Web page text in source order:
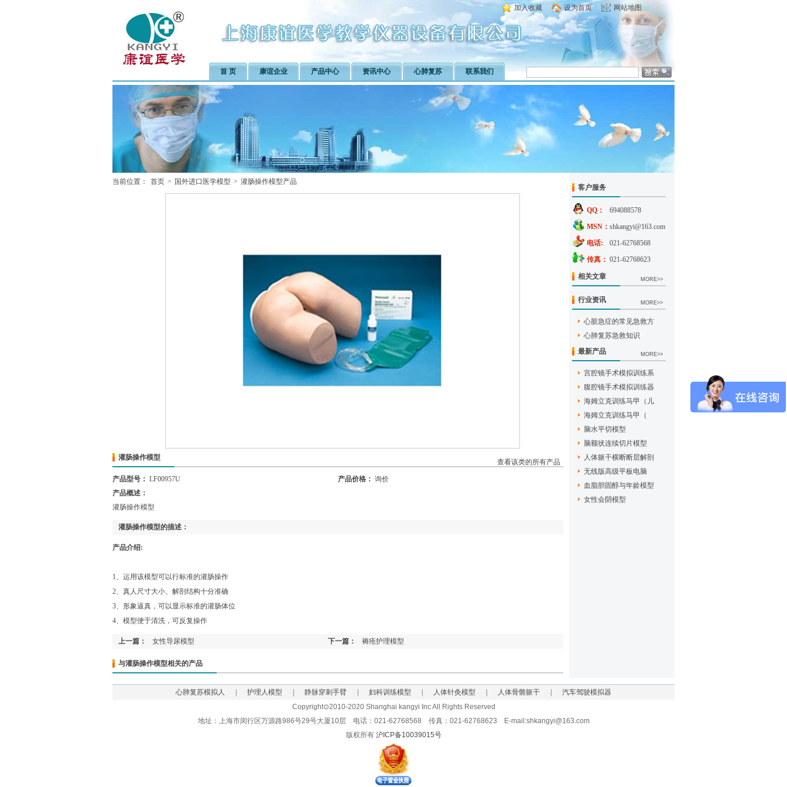
加入收藏 设为首页 网站地图
首 页 康谊企业 产品中心 资讯中心 心肺复苏 联系我们
当前位置： 首页 > 国外进口医学模型 > 灌肠操作模型产品
灌肠操作模型
查看该类的所有产品
产品型号： LF00957U 产品价格： 询价
产品概述：
灌肠操作模型
灌肠操作模型的描述：
产品介绍:
1、运用该模型可以行标准的灌肠操作
2、真人尺寸大小、解剖结构十分准确
3、形象逼真，可以显示标准的灌肠体位
4、模型便于清洗，可反复操作
上一篇： 女性导尿模型 下一篇： 褥疮护理模型
与灌肠操作模型相关的产品
客户服务
QQ：
694088578
MSN： shkangyi@163.com
电话:
021-62768568
传真： 021-62768623
相关文章 MORE>>
行业资讯 MORE>>
心脏急症的常见急救方
心肺复苏急救知识
最新产品
MORE>>
宫腔镜手术模拟训练系
腹腔镜手术模拟训练器
海姆立克训练马甲（儿
海姆立克训练马甲（
脑水平切模型
脑额状连续切片模型
人体躯干横断断层解剖
无线版高级平板电脑
血脂胆固醇与年龄模型
女性会阴模型
心肺复苏模拟人 护理人模型 静脉穿刺手臂 妇科训练模型 人体针灸模型 人体骨骼躯干
汽车驾驶模拟器
Copyright⊙2010-2020 Shanghai kangyi Inc All Rights Reserved
地址：上海市闵行区万源路986号29号大厦10层 电话：021-62768568 传真：021-62768623 E-mail:shkangyi@163.com
版权所有 沪ICP备10039015号